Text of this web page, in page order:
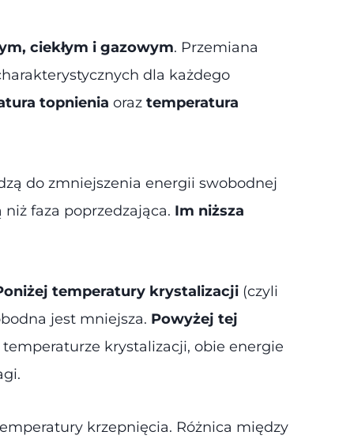
ciekłym i gazowym. Przemiana
dla każdego
topnienia oraz temperatura
do zmniejszenia energii swobodnej
faza poprzedzająca. Im niższa
temperatury krystalizacji (czyli
jest mniejsza. Powyżej tej
krystalizacji, obie energie
krzepnięcia. Różnica między